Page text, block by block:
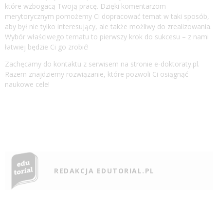
które wzbogacą Twoją pracę. Dzięki komentarzom
merytorycznym pomożemy Ci dopracować temat w taki sposób,
aby był nie tylko interesujący, ale także możliwy do zrealizowania.
Wybór właściwego tematu to pierwszy krok do sukcesu – z nami
łatwiej będzie Ci go zrobić!
Zachęcamy do kontaktu z serwisem na stronie e-doktoraty.pl.
Razem znajdziemy rozwiązanie, które pozwoli Ci osiągnąć
naukowe cele!
REDAKCJA EDUTORIAL.PL